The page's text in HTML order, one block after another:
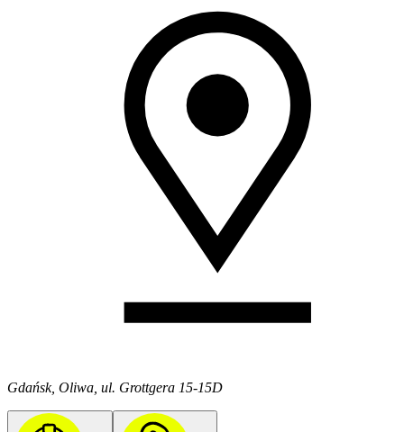
Gdańsk, Oliwa, ul. Grottgera 15-15D